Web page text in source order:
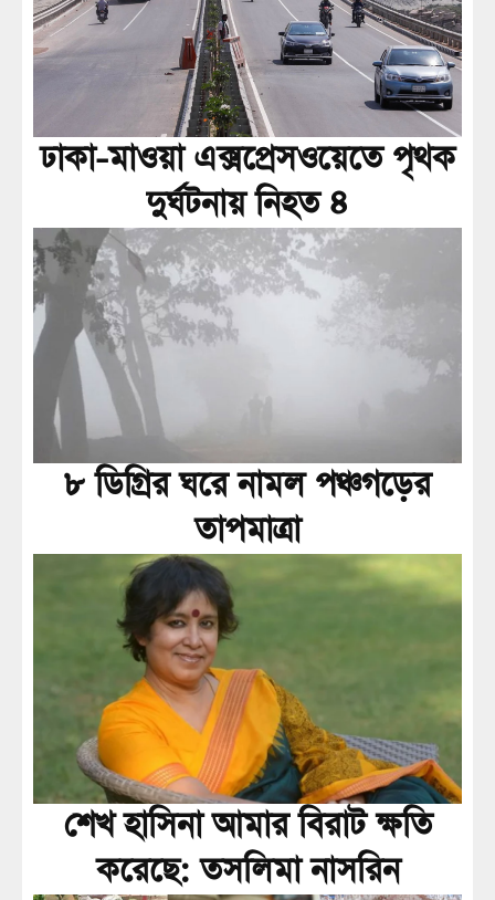
ঢাকা-মাওয়া এক্সপ্রেসওয়েতে পৃথক
দুর্ঘটনায় নিহত ৪
৮ ডিগ্রির ঘরে নামল পঞ্চগড়ের
তাপমাত্রা
শেখ হাসিনা আমার বিরাট ক্ষতি
করেছে: তসলিমা নাসরিন